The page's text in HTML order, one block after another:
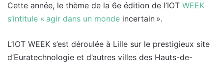
Cette année, le thème de la 6e édition de l’IOT WEEK
s’intitule « agir dans un monde incertain ».
L’IOT WEEK s’est déroulée à Lille sur le prestigieux site
d’Euratechnologie et d’autres villes des Hauts-de-